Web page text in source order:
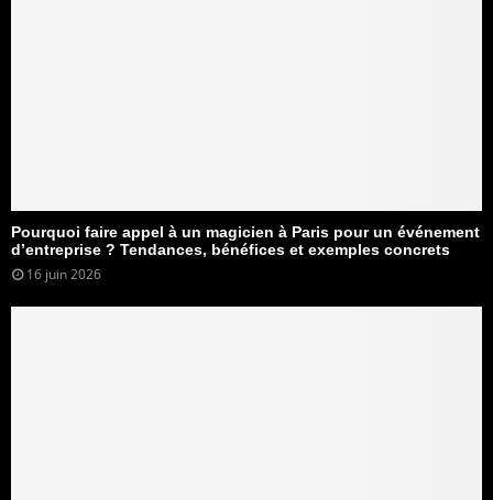
Pourquoi faire appel à un magicien à Paris pour un événement
d’entreprise ? Tendances, bénéfices et exemples concrets
16 juin 2026